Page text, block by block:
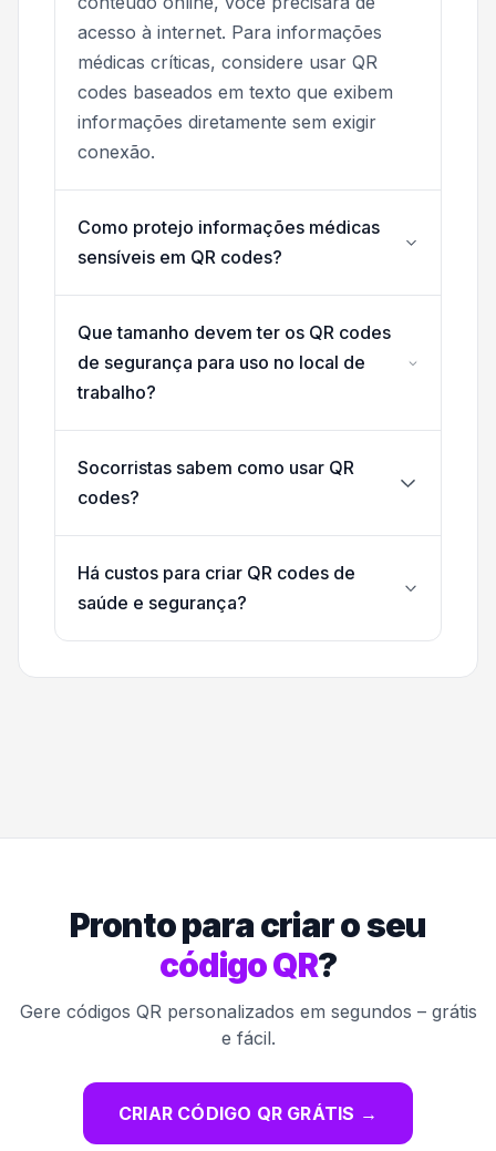
acesso à internet. Para informações
médicas críticas, considere usar QR
codes baseados em texto que exibem
informações diretamente sem exigir
conexão.
Como protejo informações médicas
sensíveis em QR codes?
Que tamanho devem ter os QR codes
de segurança para uso no local de
trabalho?
Socorristas sabem como usar QR
codes?
Há custos para criar QR codes de
saúde e segurança?
Pronto para criar o seu
código QR?
Gere códigos QR personalizados em segundos – grátis
e fácil.
CRIAR CÓDIGO QR GRÁTIS →